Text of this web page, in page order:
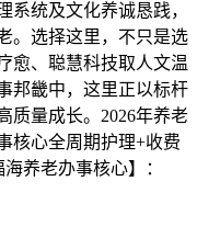
系统及文化养诚恳践，
。选择这里，不只是选
愈、聪慧科技取人文温
邦畿中，这里正以标杆
质量成长。2026年养老
核心全周期护理+收费
养老办事核心】：